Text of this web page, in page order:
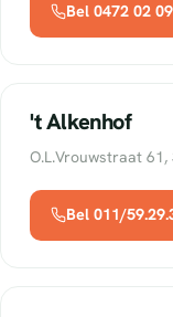
Bel 0472 02
't Alkenhof
O.L.Vrouwstraat 61,
Bel 011/